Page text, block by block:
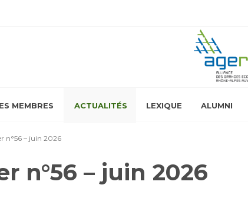
MEMBRES ACTUALITÉS LEXIQUE ALUMNI
n°56 – juin 2026
n°56 – juin 2026